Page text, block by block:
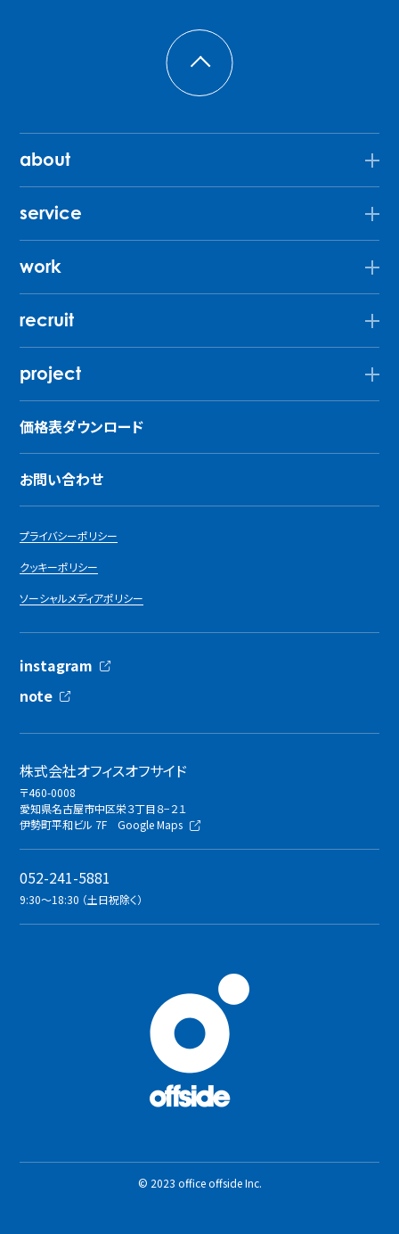
about
service
work
recruit
project
価格表ダウンロード
お問い合わせ
instagram
note
プライバシーポリシー
クッキーポリシー
ソーシャルメディアポリシー
株式会社オフィスオフサイド
〒460-0008
愛知県名古屋市中区栄３丁目８−２１
伊勢町平和ビル 7FGoogle Maps
052-241-5881
9:30〜18:30 （土日祝除く）
© 2023 office offside Inc.